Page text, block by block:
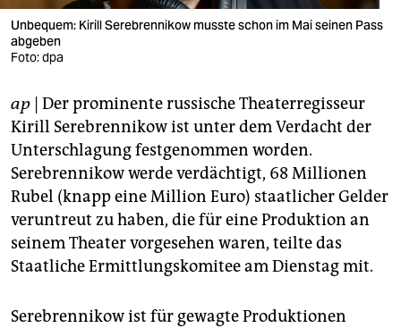
verlag
veranstaltungen
fragen & hilfe
unterstützen
abo
genossenschaft
epaper login
Unbequem: Kirill Serebrennikow musste schon im Mai seinen Pass
abgeben
Foto: dpa
ap | Der prominente russische Theaterregisseur
Kirill Serebrennikow ist unter dem Verdacht der
Unterschlagung festgenommen worden.
Serebrennikow werde verdächtigt, 68 Millionen
Rubel (knapp eine Million Euro) staatlicher Gelder
veruntreut zu haben, die für eine Produktion an
seinem Theater vorgesehen waren, teilte das
Staatliche Ermittlungskomitee am Dienstag mit.
Serebrennikow ist für gewagte Produktionen